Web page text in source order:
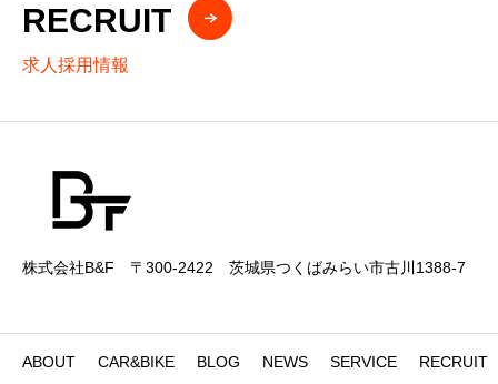
RECRUIT
求人採用情報
株式会社B&F 〒300-2422 茨城県つくばみらい市古川1388-7
ABOUT CAR&BIKE BLOG NEWS SERVICE RECRUIT